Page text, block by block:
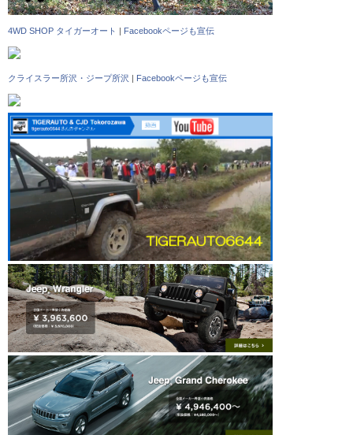
4WD SHOP タイガーオート Facebookページも宣伝
クライスラー所沢・ジープ所沢 Facebookページも宣伝